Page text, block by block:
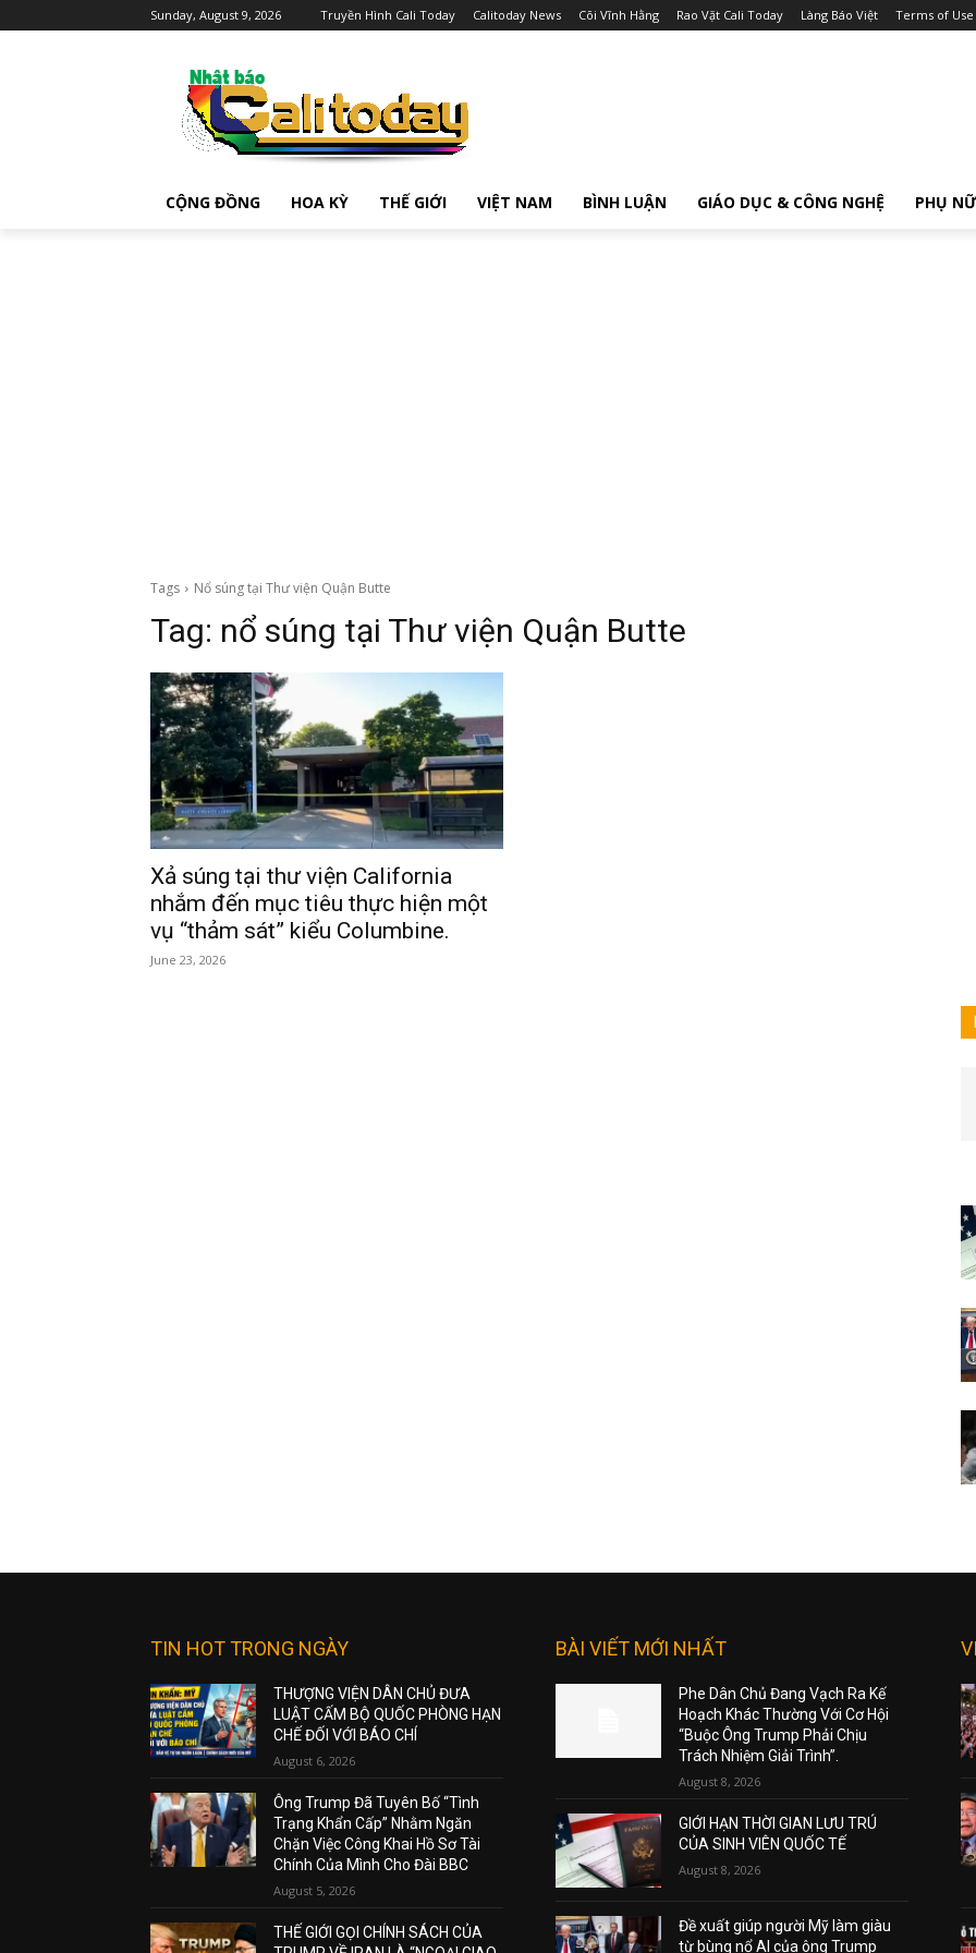
Sunday, August 9, 2026 Truyền Hình Cali Today Calitoday News Cõi Vĩnh Hằng Rao Vặt Cali Today Làng Báo Việt Terms of Use
CỘNG ĐỒNG HOA KỲ THẾ GIỚI VIỆT NAM BÌNH LUẬN GIÁO DỤC & CÔNG NGHỆ PHỤ NỮ
Tags Nổ súng tại Thư viện Quận Butte
Tag: nổ súng tại Thư viện Quận Butte
Xả súng tại thư viện California
nhắm đến mục tiêu thực hiện một
vụ “thảm sát” kiểu Columbine.
June 23, 2026
TIN HOT TRONG NGÀY
THƯỢNG VIỆN DÂN CHỦ ĐƯA
LUẬT CẤM BỘ QUỐC PHÒNG HẠN
CHẾ ĐỐI VỚI BÁO CHÍ
August 6, 2026
Ông Trump Đã Tuyên Bố “Tình
Trạng Khẩn Cấp” Nhằm Ngăn
Chặn Việc Công Khai Hồ Sơ Tài
Chính Của Mình Cho Đài BBC
August 5, 2026
THẾ GIỚI GỌI CHÍNH SÁCH CỦA
BÀI VIẾT MỚI NHẤT
Phe Dân Chủ Đang Vạch Ra Kế
Hoạch Khác Thường Với Cơ Hội
“Buộc Ông Trump Phải Chịu
Trách Nhiệm Giải Trình”.
August 8, 2026
GIỚI HẠN THỜI GIAN LƯU TRÚ
CỦA SINH VIÊN QUỐC TẾ
August 8, 2026
Đề xuất giúp người Mỹ làm giàu
từ bùng nổ AI của ông Trump